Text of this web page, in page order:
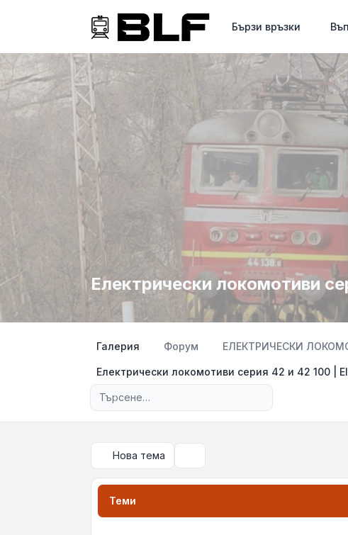
Бързи връзки
Електрически локомотиви
Галерия Форум ЕЛЕКТРИЧЕСКИ
Електрически локомотиви серия 42 и 42 100 |
Нова тема
Теми